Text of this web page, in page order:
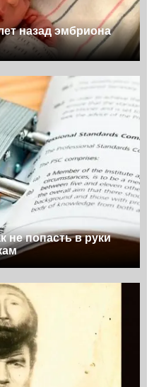
назад эмбриона
не попасть в руки